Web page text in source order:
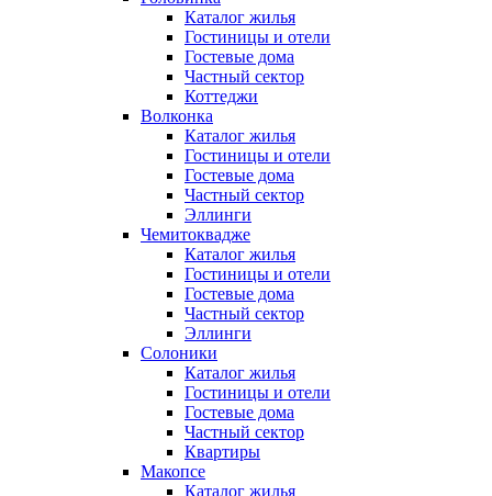
Каталог жилья
Гостиницы и отели
Гостевые дома
Частный сектор
Коттеджи
Волконка
Каталог жилья
Гостиницы и отели
Гостевые дома
Частный сектор
Эллинги
Чемитоквадже
Каталог жилья
Гостиницы и отели
Гостевые дома
Частный сектор
Эллинги
Солоники
Каталог жилья
Гостиницы и отели
Гостевые дома
Частный сектор
Квартиры
Макопсе
Каталог жилья